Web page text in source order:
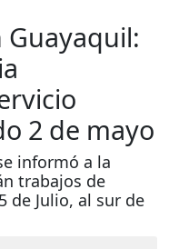
Guayaquil:
2 de mayo
informó a la
trabajos de
de Julio, al sur de